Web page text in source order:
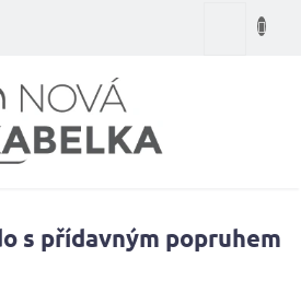
Nákupní
s přídavným popruhem